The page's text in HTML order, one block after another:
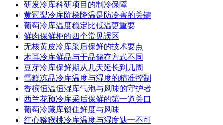
研发冷库科研项目的制冷保障
黄冠梨冷库阶梯降温是防冷害的关键
葡萄冷库温度稳定比低温更重要
鲜肉保鲜柜的四个常见误区
无核黄皮冷库采后保鲜的技术要点
木耳冷库鲜品与干品储存方式不同
豆芽冷库保鲜期从几天延长到几周
雪糕冻品冷库温度与湿度的精准控制
香槟恒温恒湿库气泡与风味的守护者
西兰花预冷库采后保鲜的第一道关口
葡萄冷藏库锁住鲜度与风味
红心猕猴桃冷库温度与湿度缺一不可